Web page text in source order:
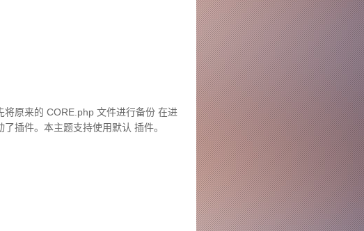
原来的 CORE.php 文件进行备份 在进
插件。本主题支持使用默认 插件。